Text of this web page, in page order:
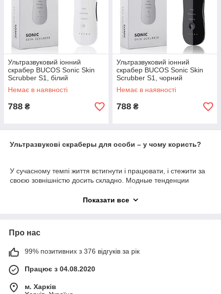
Ультразвуковий іонний
скрабер BUCOS Sonic Skin
Scrubber S1, білий
Немає в наявності
788 ₴
Ультразвуковий іонний
скрабер BUCOS Sonic Skin
Scrubber S1, чорний
Немає в наявності
788 ₴
Ультразвукові скраберы для особи – у чому користь?
У сучасному темпі життя встигнути і працювати, і стежити за
своєю зовнішністю досить складно. Модные тенденции
навязывают свои условия, и внешний вид – важная
составляющая, по которой определяют успешного человека.
считаете себя современной леди.
Чтобы как можно дольше сохранять молодой и свежий вид
кожи лица, необходим правильный уход. Регулярне
очищення куди важливіше, адже від нього залежить краса і
Показати все
Про нас
99% позитивних з 376 відгуків за рік
Працює з 04.08.2020
м. Харків